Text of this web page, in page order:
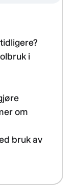
i
om
bruk av